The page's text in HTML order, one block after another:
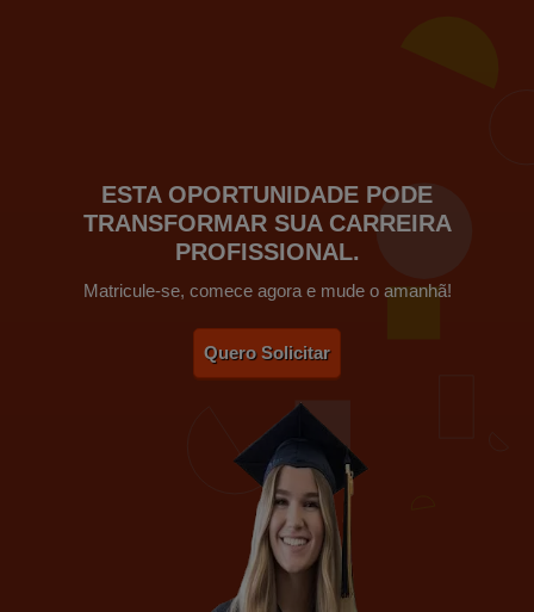
ESTA OPORTUNIDADE PODE
TRANSFORMAR SUA CARREIRA
PROFISSIONAL.
Matricule-se, comece agora e mude o amanhã!
Quero Solicitar